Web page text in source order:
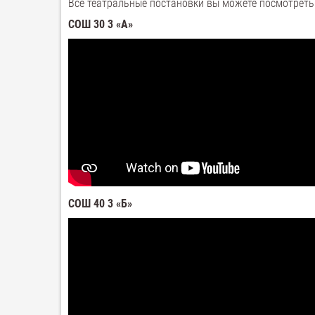
Все театральные постановки вы можете
СОШ 30 3 «А»
СОШ 40 3 «Б»